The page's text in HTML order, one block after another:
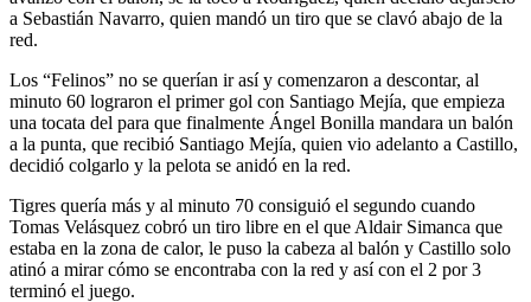
a Sebastián Navarro, quien mandó un tiro que se clavó abajo de la
red.
Los “Felinos” no se querían ir así y comenzaron a descontar, al
minuto 60 lograron el primer gol con Santiago Mejía, que empieza
una tocata del para que finalmente Ángel Bonilla mandara un balón
a la punta, que recibió Santiago Mejía, quien vio adelanto a Castillo,
decidió colgarlo y la pelota se anidó en la red.
Tigres quería más y al minuto 70 consiguió el segundo cuando
Tomas Velásquez cobró un tiro libre en el que Aldair Simanca que
estaba en la zona de calor, le puso la cabeza al balón y Castillo solo
atinó a mirar cómo se encontraba con la red y así con el 2 por 3
terminó el juego.